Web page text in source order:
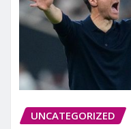
UNCATEGORIZED